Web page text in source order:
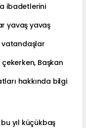
ibadetlerini
yavaş yavaş
vatandaşlar
çekerken, Başkan
hakkında bilgi
yıl küçükbaş